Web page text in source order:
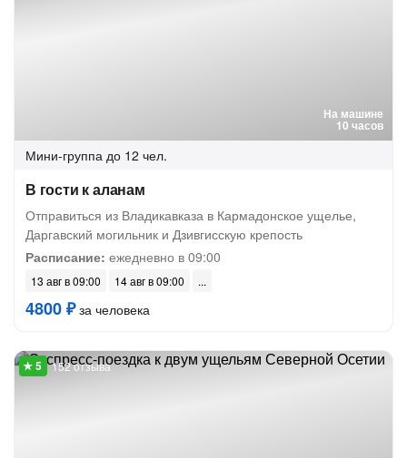
На машине
10 часов
Мини-группа до 12 чел.
В гости к аланам
Отправиться из Владикавказа в Кармадонское ущелье,
Даргавский могильник и Дзивгисскую крепость
Расписание: ежедневно в 09:00
13 авг в 09:00 14 авг в 09:00
4800 ₽за человека
152 отзыва